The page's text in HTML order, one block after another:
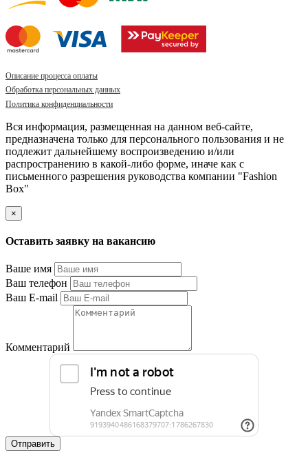
Описание процесса оплаты
Обработка персональных данных
Политика конфиденциальности
Вся информация, размещенная на данном веб-сайте,
предназначена только для персонального пользования и не
подлежит дальнейшему воспроизведению и/или
распространению в какой-либо форме, иначе как с
письменного разрешения руководства компании "Fashion
Box"
×
Оставить заявку на вакансию
Ваше имя
Ваш телефон
Ваш E-mail
Комментарий
Отправить